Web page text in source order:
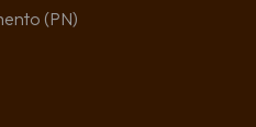
(PN)